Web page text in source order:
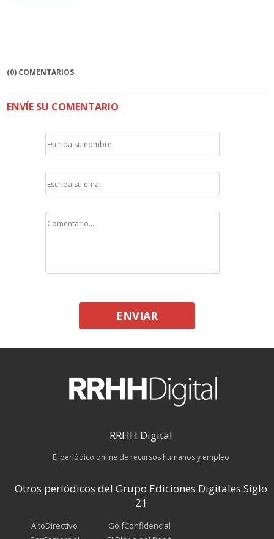
(0) COMENTARIOS
ENVÍE SU COMENTARIO
ENVIAR
RRHH Digital
El periódico online de recursos humanos y empleo
Otros periódicos del Grupo Ediciones Digitales Siglo
21
AltoDirectivo
GolfConfidencial